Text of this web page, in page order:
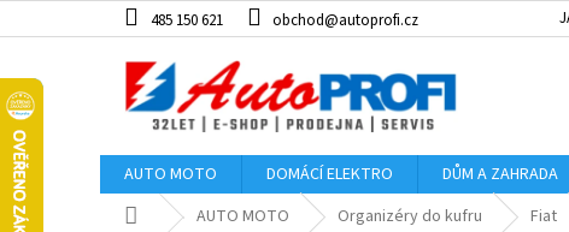
na
485 150 621 obchod@autoprofi.cz
AUTO MOTO DOMÁCÍ ELEKTRO DŮM A ZAHRADA
Domů AUTO MOTO Organizéry do kufru Fiat